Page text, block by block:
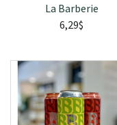
La Barberie
6,29$